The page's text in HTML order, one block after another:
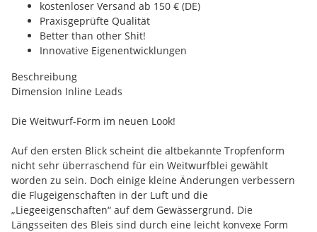
kostenloser Versand ab 150 € (DE)
Praxisgeprüfte Qualität
Better than other Shit!
Innovative Eigenentwicklungen
Beschreibung
Dimension Inline Leads
Die Weitwurf-Form im neuen Look!
Auf den ersten Blick scheint die altbekannte Tropfenform
nicht sehr überraschend für ein Weitwurfblei gewählt
worden zu sein. Doch einige kleine Änderungen verbessern
die Flugeigenschaften in der Luft und die
„Liegeeigenschaften“ auf dem Gewässergrund. Die
Längsseiten des Bleis sind durch eine leicht konvexe Form